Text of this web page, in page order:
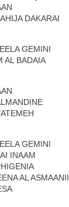
DAKARAI
GEMINI
AL BADAIA
GEMINI
INAAM
AL ASMAANII